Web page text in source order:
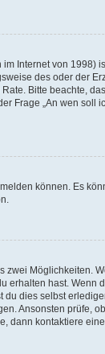
Internet von 1998)
des oder der
Bitte beachte,
Frage „An wen soll
können. Es
zwei Möglichkeiten.
hast. Wenn
dies selbst
Ansonsten prüfe,
dann kontaktiere